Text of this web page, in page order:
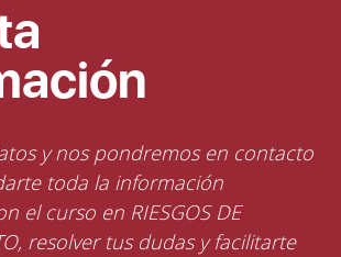
y nos pondremos en contacto
toda la información
el curso en RIESGOS DE
resolver tus dudas y facilitarte